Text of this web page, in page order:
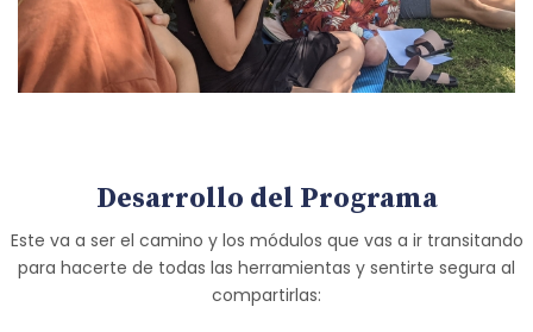
Desarrollo del Programa
Este va a ser el camino y los módulos que vas a ir transitando
para hacerte de todas las herramientas y sentirte segura al
compartirlas: